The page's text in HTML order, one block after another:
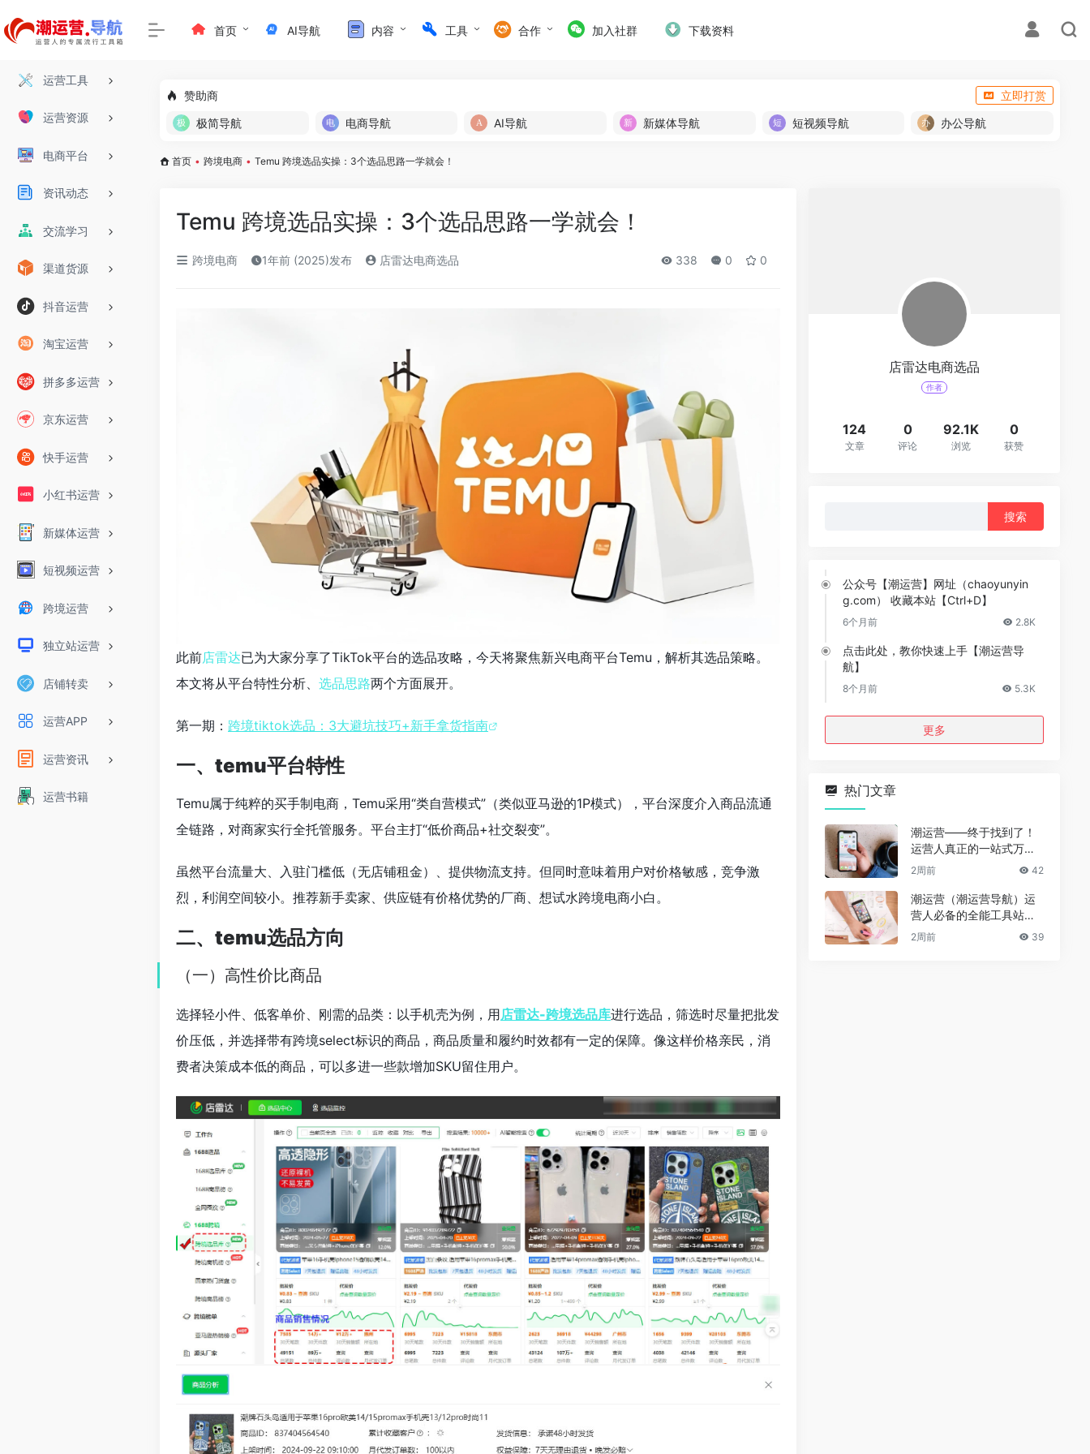
运营工具
运营资源
电商平台
资讯动态
交流学习
渠道货源
抖音运营
淘宝运营
拼多多运营
京东运营
快手运营
小红书运营
新媒体运营
短视频运营
跨境运营
独立站运营
店铺转卖
运营APP
运营资讯
运营书籍
首页 AI导航 内容 工具 合作 加入社群 下载资料
赞助商
立即打赏
极简导航
电商导航 AI导航 新媒体导航 短视频导航 办公导航
首页 • 跨境电商 • Temu 跨境选品实操：3个选品思路一学就会！
Temu 跨境选品实操：3个选品思路一学就会！
跨境电商 1年前 (2025)发布 店雷达电商选品 338 0 0
此前店雷达已为大家分享了TikTok平台的选品攻略，今天将聚焦新兴电商平台Temu，解析其选品策略。
本文将从平台特性分析、 选品思路两个方面展开。
第一期： 跨境tiktok选品：3大避坑技巧+新手拿货指南
一、temu平台特性
Temu属于纯粹的买手制电商，Temu采用“类自营模式”（类似亚马逊的1P模式），平台深度介入商品流通
全链路，对商家实行全托管服务。平台主打“低价商品+社交裂变”。
虽然平台流量大、入驻门槛低（无店铺租金）、提供物流支持。但同时意味着用户对价格敏感，竞争激
烈，利润空间较小。推荐新手卖家、供应链有价格优势的厂商、想试水跨境电商小白。
二、temu选品方向
（一）高性价比商品
选择轻小件、低客单价、刚需的品类：以手机壳为例，用店雷达-跨境选品库进行选品，筛选时尽量把批发
价压低，并选择带有跨境select标识的商品，商品质量和履约时效都有一定的保障。像这样价格亲民，消
费者决策成本低的商品，可以多进一些款增加SKU留住用户。
店雷达电商选品
作者
124
文章
0
评论
92.1K
浏览
0
获赞
公众号【潮运营】网址（chaoyunyin
g.com） 收藏本站【Ctrl+D】
6个月前 2.8K
点击此处，教你快速上手【潮运营导
航】
8个月前 5.3K
更多
热门文章
潮运营——终于找到了！
运营人真正的一站式万能
资源导航（免费、无广
2周前 42
潮运营（潮运营导航）运
营人必备的全能工具站｜
完整功能详解
2周前 39